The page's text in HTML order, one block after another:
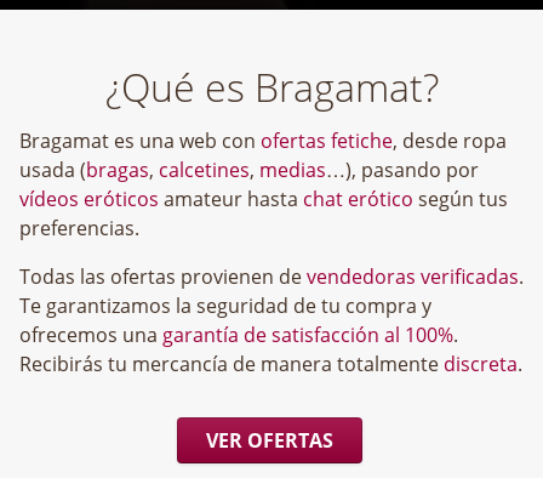
¿Qué es Bragamat?
Bragamat es una web con ofertas fetiche, desde ropa
usada (bragas, calcetines, medias…), pasando por
vídeos eróticos amateur hasta chat erótico según tus
preferencias.
Todas las ofertas provienen devendedoras verificadas.
Te garantizamos la seguridad de tu compra y
ofrecemos una garantía de satisfacción al 100%.
Recibirás tu mercancía de manera totalmente discreta.
VER OFERTAS